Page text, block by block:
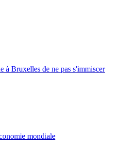
Bruxelles de ne pas s'immiscer
mondiale